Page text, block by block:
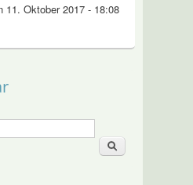
11. Oktober 2017 - 18:08